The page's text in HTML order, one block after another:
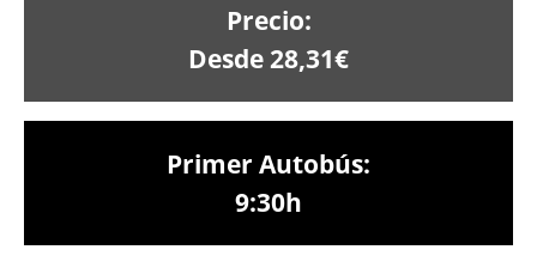
Precio:
Desde 28,31€
Primer Autobús:
9:30h